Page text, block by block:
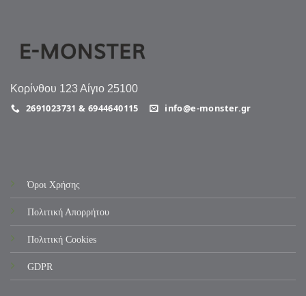
Κορίνθου 123 Αίγιο 25100
2691023731 & 6944640115 info@e-monster.gr
Όροι Χρήσης
Πολιτική Απορρήτου
Πολιτική Cookies
GDPR